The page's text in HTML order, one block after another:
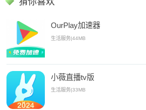
OurPlay加速器
生活服务|44MB
小薇直播tv版
生活服务|33MB